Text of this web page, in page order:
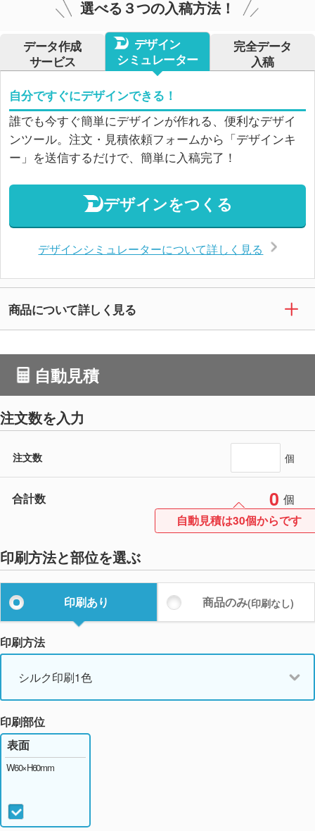
選べる３つの入稿方法！
データ作成
サービス
デザイン
シミュレーター
完全データ
入稿
自分ですぐにデザインできる！
誰でも今すぐ簡単にデザインが作れる、便利なデザイ
ンツール。注文・見積依頼フォームから「デザインキ
ー」を送信するだけで、簡単に入稿完了！
デザインをつくる
デザインシミュレーターについて詳しく見る
商品について詳しく見る
自動見積
注文数を入力
注文数 個
合計数 0 個
自動見積は30個からです
印刷方法と部位を選ぶ
印刷あり 商品のみ(印刷なし)
印刷方法
シルク印刷1色
印刷部位
表面
W60×H60mm